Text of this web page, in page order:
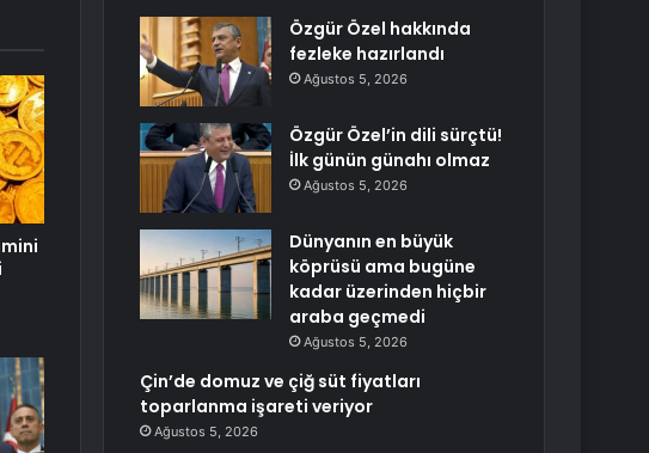
Özgür Özel hakkında
fezleke hazırlandı
Ağustos 5, 2026
Özgür Özel’in dili sürçtü!
İlk günün günahı olmaz
Ağustos 5, 2026
Dünyanın en büyük
köprüsü ama bugüne
kadar üzerinden hiçbir
araba geçmedi
Ağustos 5, 2026
Çin’de domuz ve çiğ süt fiyatları
toparlanma işareti veriyor
Ağustos 5, 2026